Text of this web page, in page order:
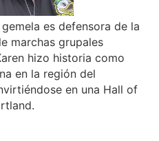
es defensora de la
marchas grupales
hizo historia como
en la región del
en una Hall of